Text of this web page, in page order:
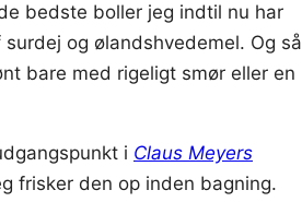
bedste boller jeg indtil nu har
og ølandshvedemel. Og så
bare med rigeligt smør eller en
i Claus Meyers
frisker den op inden bagning.